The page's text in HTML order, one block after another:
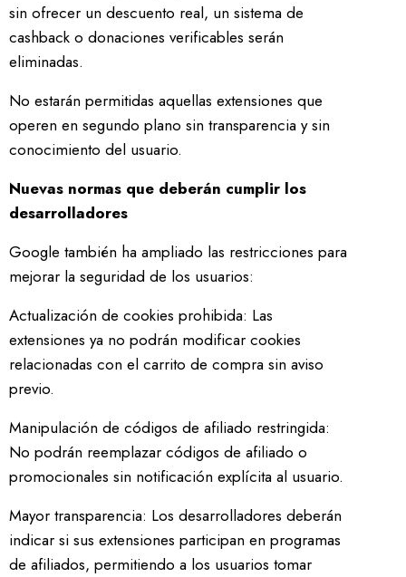
sin ofrecer un descuento real, un sistema de
cashback o donaciones verificables serán
eliminadas.
No estarán permitidas aquellas extensiones que
operen en segundo plano sin transparencia y sin
conocimiento del usuario.
Nuevas normas que deberán cumplir los
desarrolladores
Google también ha ampliado las restricciones para
mejorar la seguridad de los usuarios:
Actualización de cookies prohibida: Las
extensiones ya no podrán modificar cookies
relacionadas con el carrito de compra sin aviso
previo.
Manipulación de códigos de afiliado restringida:
No podrán reemplazar códigos de afiliado o
promocionales sin notificación explícita al usuario.
Mayor transparencia: Los desarrolladores deberán
indicar si sus extensiones participan en programas
de afiliados, permitiendo a los usuarios tomar